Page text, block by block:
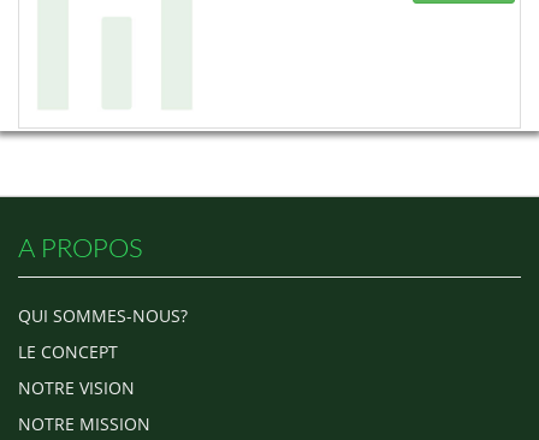
A PROPOS
QUI SOMMES-NOUS?
LE CONCEPT
NOTRE VISION
NOTRE MISSION